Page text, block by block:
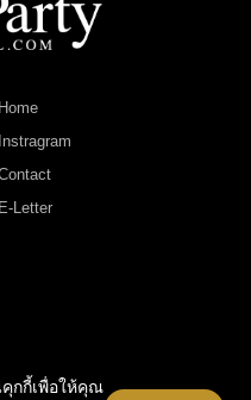
Home
Instragram
E-Letter
คุกกี้เพื่อให้คุณ